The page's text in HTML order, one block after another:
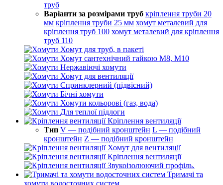
труб
Варіанти за розмірами труб кріплення труби 20
мм кріплення труби 25 мм хомут металевий для
кріплення труб 100 хомут металевий для кріплення
труб 110
Хомут для труб, в пакеті
Хомут сантехнічний гайкою М8, М10
Нержавіючі хомути
Хомут для вентиляції
Спринклерний (підвісний)
Бічні хомути
Хомути кольорові (газ, вода)
Для теплої підлоги
Кріплення вентиляції
Тип V — подібний кронштейн L — подібний
кронштейн Z — подібний кронштейн
Хомут для вентиляції
Кріплення вентиляції
Звукоізолюючий профіль.
Тримачі та
хомути водосточних систем